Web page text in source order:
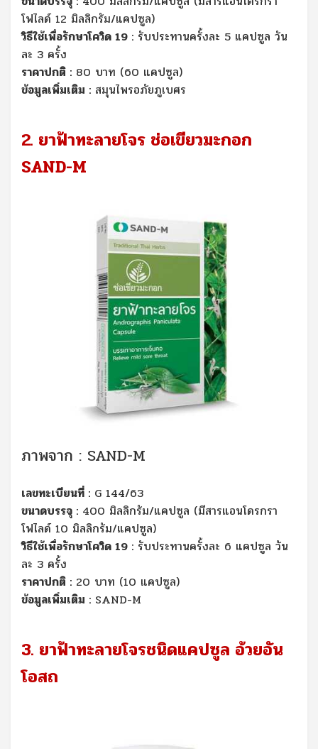
โฟไลด์ 12 มิลลิกรัม/แคปซูล)
วิธีใช้เพื่อรักษาโควิด 19 : รับประทานครั้งละ 5 แคปซูล วัน
ละ 3 ครั้ง
ราคาปกติ : 80 บาท (60 แคปซูล)
ข้อมูลเพิ่มเติม : สมุนไพรอภัยภูเบศร
2. ยาฟ้าทะลายโจร ช่อเขียวมะกอก
SAND-M
ภาพจาก : SAND-M
เลขทะเบียนที่ : G 144/63
ขนาดบรรจุ : 400 มิลลิกรัม/แคปซูล (มีสารแอนโดรกรา
โฟไลด์ 10 มิลลิกรัม/แคปซูล)
วิธีใช้เพื่อรักษาโควิด 19 : รับประทานครั้งละ 6 แคปซูล วัน
ละ 3 ครั้ง
ราคาปกติ : 20 บาท (10 แคปซูล)
ข้อมูลเพิ่มเติม : SAND-M
3. ยาฟ้าทะลายโจรชนิดแคปซูล อ้วยอัน
โอสถ